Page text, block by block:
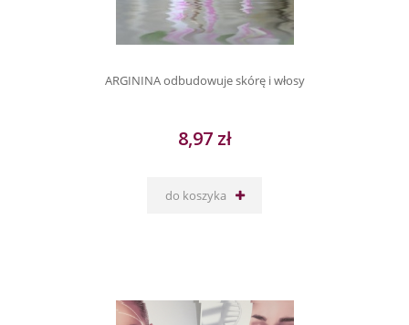
ARGININA odbudowuje skórę i włosy
8,97 zł
do koszyka